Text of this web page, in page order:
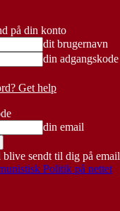
på din konto
dit brugernavn
din adgangskode
Get help
din email
sendt til dig på email